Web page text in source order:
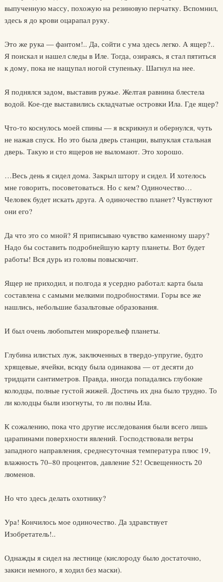
выпученную массу, похожую на резиновую перчатку. Вспомнил,
здесь я до крови оцарапал руку.
Это же рука — фантом!.. Да, сойти с ума здесь легко. А ящер?..
Я поискал и нашел следы в Иле. Тогда, озираясь, я стал пятиться
к дому, пока не нащупал ногой ступеньку. Шагнул на нее.
Я поднялся задом, выставив ружье. Желтая равнина блестела
водой. Кое-где выставились складчатые островки Ила. Где ящер?
Что-то коснулось моей спины — я вскрикнул и обернулся, чуть
не нажав спуск. Но это была дверь станции, выпуклая стальная
дверь. Такую и сто ящеров не выломают. Это хорошо.
…Весь день я сидел дома. Закрыл штору и сидел. И хотелось
мне говорить, посоветоваться. Но с кем? Одиночество…
Человек будет искать друга. А одиночество планет? Чувствуют
они его?
Да что это со мной? Я приписываю чувство каменному шару?
Надо бы составить подробнейшую карту планеты. Вот будет
работы! Вся дурь из головы повыскочит.
Ящер не приходил, и полгода я усердно работал: карта была
составлена с самыми мелкими подробностями. Горы все же
нашлись, небольшие базальтовые образования.
И был очень любопытен микрорельеф планеты.
Глубина илистых луж, заключенных в твердо-упругие, будто
хрящевые, ячейки, всюду была одинакова — от десяти до
тридцати сантиметров. Правда, иногда попадались глубокие
колодцы, полные густой жижей. Достичь их дна было трудно. То
ли колодцы были изогнуты, то ли полны Ила.
К сожалению, пока что другие исследования были всего лишь
царапинами поверхности явлений. Господствовали ветры
западного направления, среднесуточная температура плюс 19,
влажность 70–80 процентов, давление 52! Освещенность 20
люменов.
Но что здесь делать охотнику?
Ура! Кончилось мое одиночество. Да здравствует
Изобретатель!..
Однажды я сидел на лестнице (кислороду было достаточно,
закиси немного, я ходил без маски).